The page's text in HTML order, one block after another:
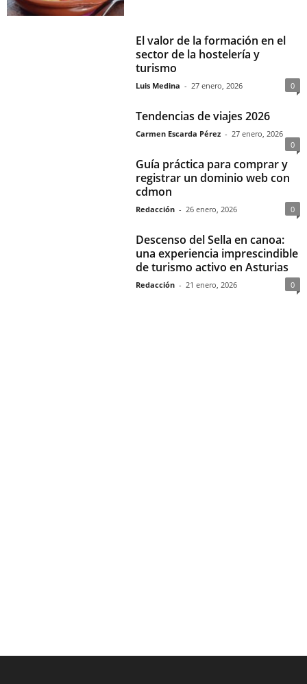
El valor de la formación en el
sector de la hostelería y
turismo
Luis Medina - 27 enero, 2026 0
Tendencias de viajes 2026
Carmen Escarda Pérez - 27 enero, 2026
0
Guía práctica para comprar y
registrar un dominio web con
cdmon
Redacción - 26 enero, 2026 0
Descenso del Sella en canoa:
una experiencia imprescindible
de turismo activo en Asturias
Redacción - 21 enero, 2026 0